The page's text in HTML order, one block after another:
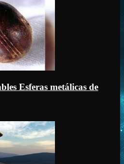
Esferas metálicas de